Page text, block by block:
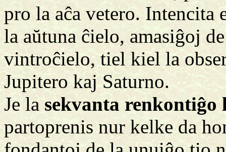
pro la aĉa vetero. Intencita
la aŭtuna ĉielo, amasiĝoj
vintroĉielo, tiel kiel la
Jupitero kaj Saturno.
Je la sekvanta renkontiĝo
partoprenis nur kelke da